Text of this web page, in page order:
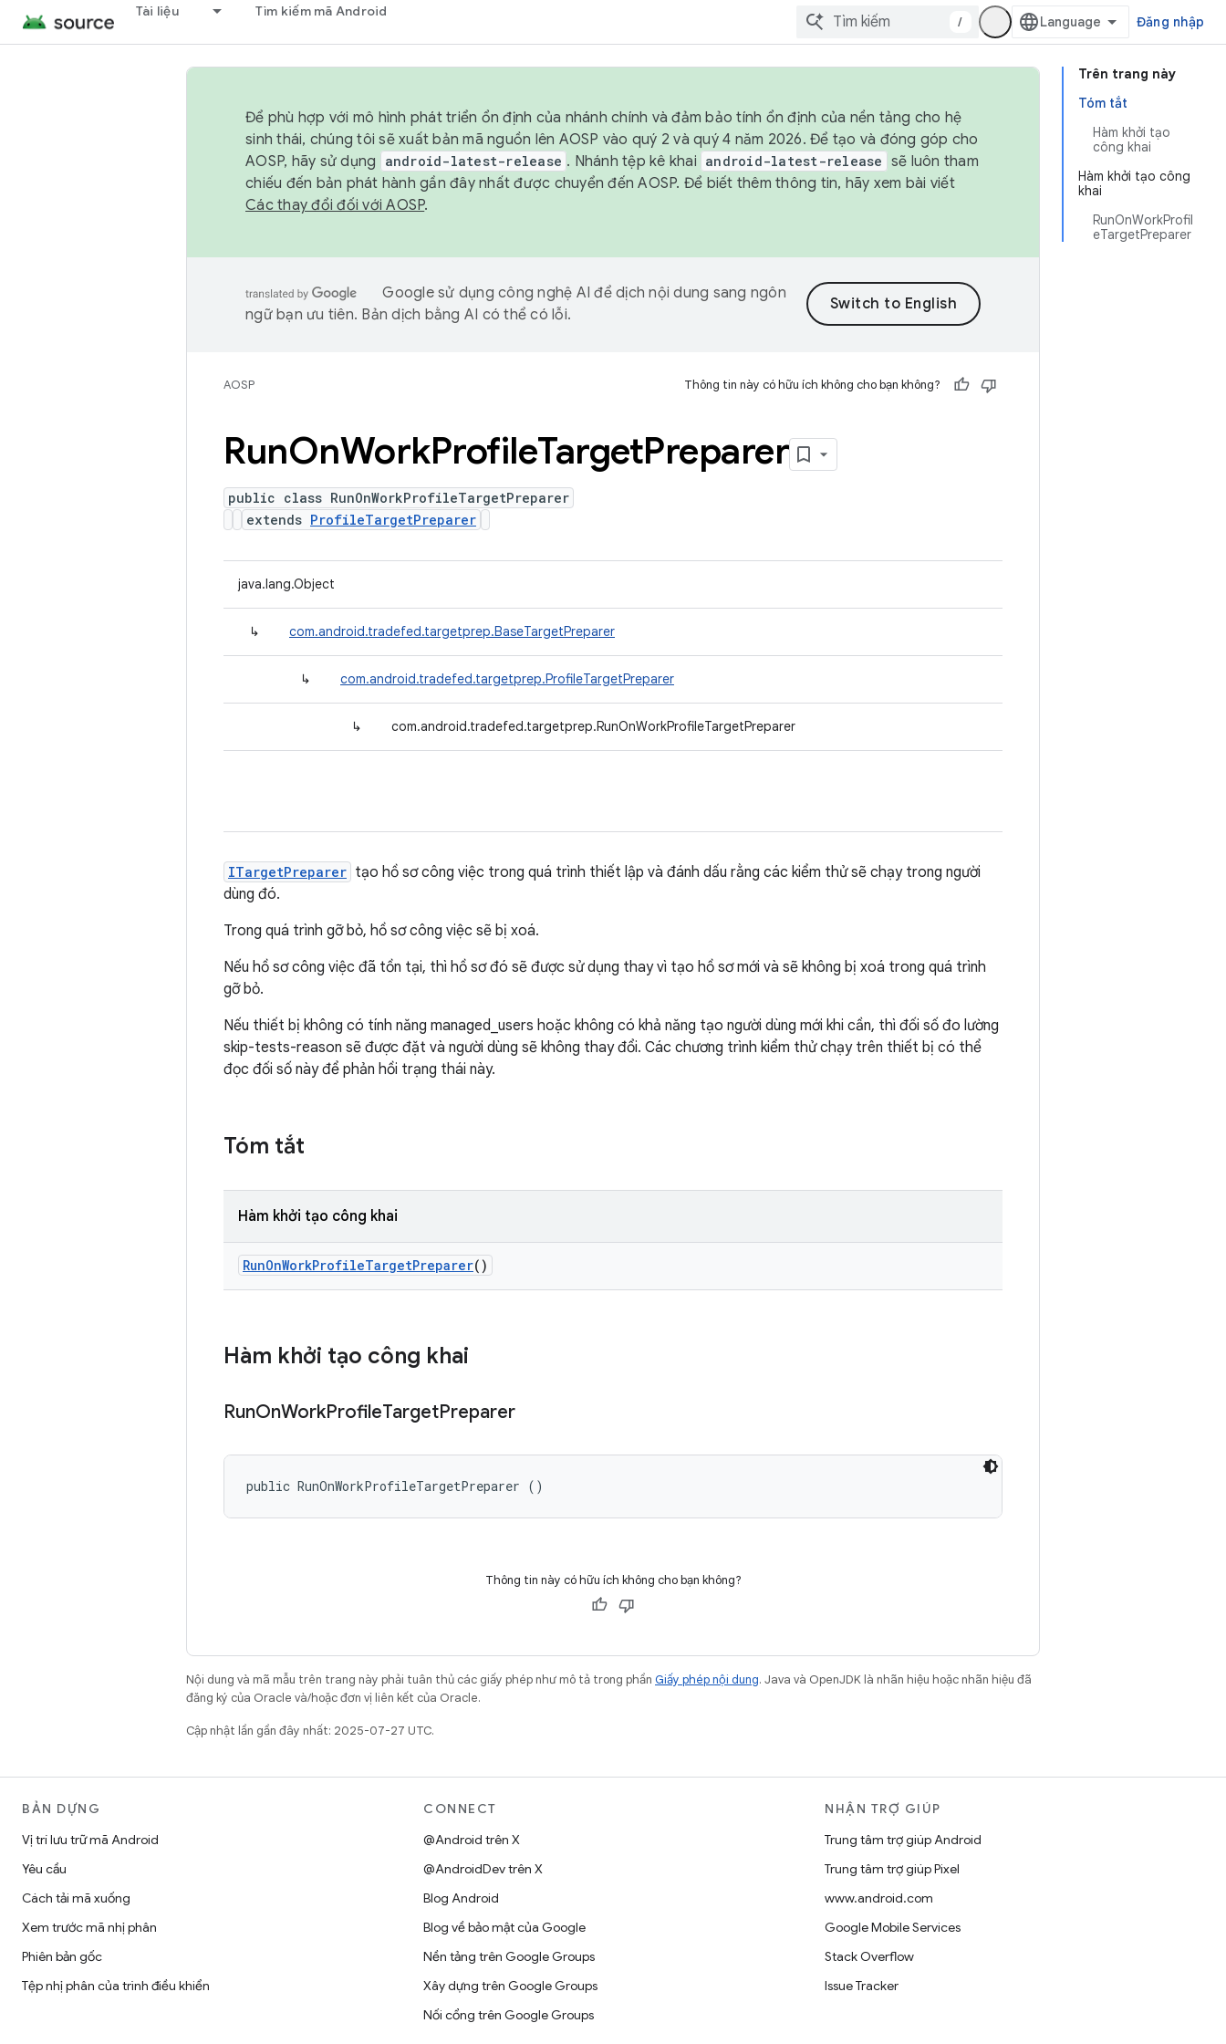
Tài liệu Tìm kiếm mã Android
/ Đăng nhập
Trên trang này
Tóm tắt
Hàm khởi tạo
công khai
Hàm khởi tạo công
khai
RunOnWorkProfil
eTargetPreparer
Để phù hợp với mô hình phát triển ổn định của nhánh chính và đảm bảo tính ổn định của nền tảng cho hệ
sinh thái, chúng tôi sẽ xuất bản mã nguồn lên AOSP vào quý 2 và quý 4 năm 2026. Để tạo và đóng góp cho
AOSP, hãy sử dụng
android-latest-release . Nhánh tệp kê khai android-latest-release sẽ luôn tham
chiếu đến bản phát hành gần đây nhất được chuyển đến AOSP. Để biết thêm thông tin, hãy xem bài viết
Các thay đổi đối với AOSP.
Google sử dụng công nghệ AI để dịch nội dung sang ngôn
ngữ bạn ưu tiên. Bản dịch bằng AI có thể có lỗi.
AOSP Thông tin này có hữu ích không cho bạn không?
RunOnWorkProfileTargetPreparer
public class RunOnWorkProfileTargetPreparer
extends ProfileTargetPreparer
java.lang.Object
↳ com.android.tradefed.targetprep.BaseTargetPreparer
↳ com.android.tradefed.targetprep.ProfileTargetPreparer
↳ com.android.tradefed.targetprep.RunOnWorkProfileTargetPreparer
ITargetPreparer tạo hồ sơ công việc trong quá trình thiết lập và đánh dấu rằng các kiểm thử sẽ chạy trong người
dùng đó.
Trong quá trình gỡ bỏ, hồ sơ công việc sẽ bị xoá.
Nếu hồ sơ công việc đã tồn tại, thì hồ sơ đó sẽ được sử dụng thay vì tạo hồ sơ mới và sẽ không bị xoá trong quá trình
gỡ bỏ.
Nếu thiết bị không có tính năng managed_users hoặc không có khả năng tạo người dùng mới khi cần, thì đối số đo lường
skip-tests-reason sẽ được đặt và người dùng sẽ không thay đổi. Các chương trình kiểm thử chạy trên thiết bị có thể
đọc đối số này để phản hồi trạng thái này.
Tóm tắt
Hàm khởi tạo công khai
RunOnWorkProfileTargetPreparer()
Hàm khởi tạo công khai
RunOnWorkProfileTargetPreparer
public RunOnWorkProfileTargetPreparer ()
Thông tin này có hữu ích không cho bạn không?
Nội dung và mã mẫu trên trang này phải tuân thủ các giấy phép như mô tả trong phần Giấy phép nội dung. Java và OpenJDK là nhãn hiệu hoặc nhãn hiệu đã
đăng ký của Oracle và/hoặc đơn vị liên kết của Oracle.
Cập nhật lần gần đây nhất: 2025-07-27 UTC.
BẢN DỰNG
Vị trí lưu trữ mã Android
Yêu cầu
Cách tải mã xuống
Xem trước mã nhị phân
Phiên bản gốc
Tệp nhị phân của trình điều khiển
CONNECT
@Android trên X
@AndroidDev trên X
Blog Android
Blog về bảo mật của Google
Nền tảng trên Google Groups
Xây dựng trên Google Groups
Nối cổng trên Google Groups
NHẬN TRỢ GIÚP
Trung tâm trợ giúp Android
Trung tâm trợ giúp Pixel
www.android.com
Google Mobile Services
Stack Overflow
Issue Tracker